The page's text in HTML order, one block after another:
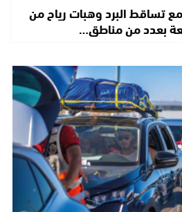
تساقط البرد وهبات رياح من
بعدد من مناطق…